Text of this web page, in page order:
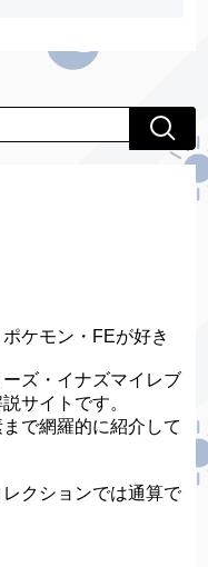
ケモン・FEが好き
ズ・イナズマイレブ
サイトです。
で網羅的に紹介して
クションでは通算で